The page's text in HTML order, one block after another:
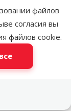
файлов
согласия вы
файлов cookie.
высокую
к
большим клювом
с